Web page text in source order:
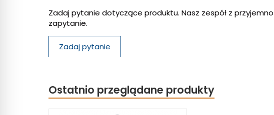
Zadaj pytanie dotyczące produktu. Nasz zespół z
zapytanie.
Zadaj pytanie
Ostatnio przeglądane produkty